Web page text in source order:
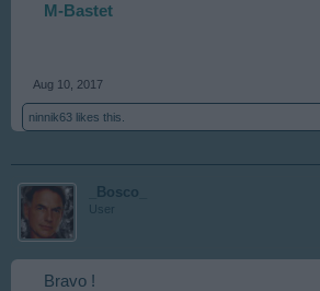
M-Bastet
Aug 10, 2017
ninnik63 likes this.
_Bosco_
User
Bravo !